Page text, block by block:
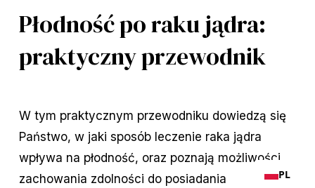
Płodność po raku jądra:
praktyczny przewodnik
W tym praktycznym przewodniku dowiedzą się
Państwo, w jaki sposób leczenie raka jądra
wpływa na płodność, oraz poznają możliwości
zachowania zdolności do posiadania
PL